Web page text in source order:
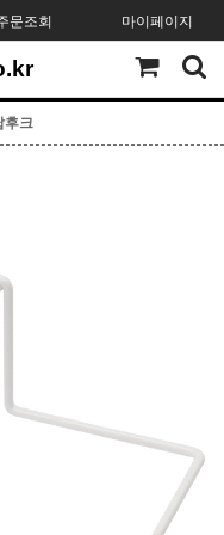
문조회 마이페이지
후크